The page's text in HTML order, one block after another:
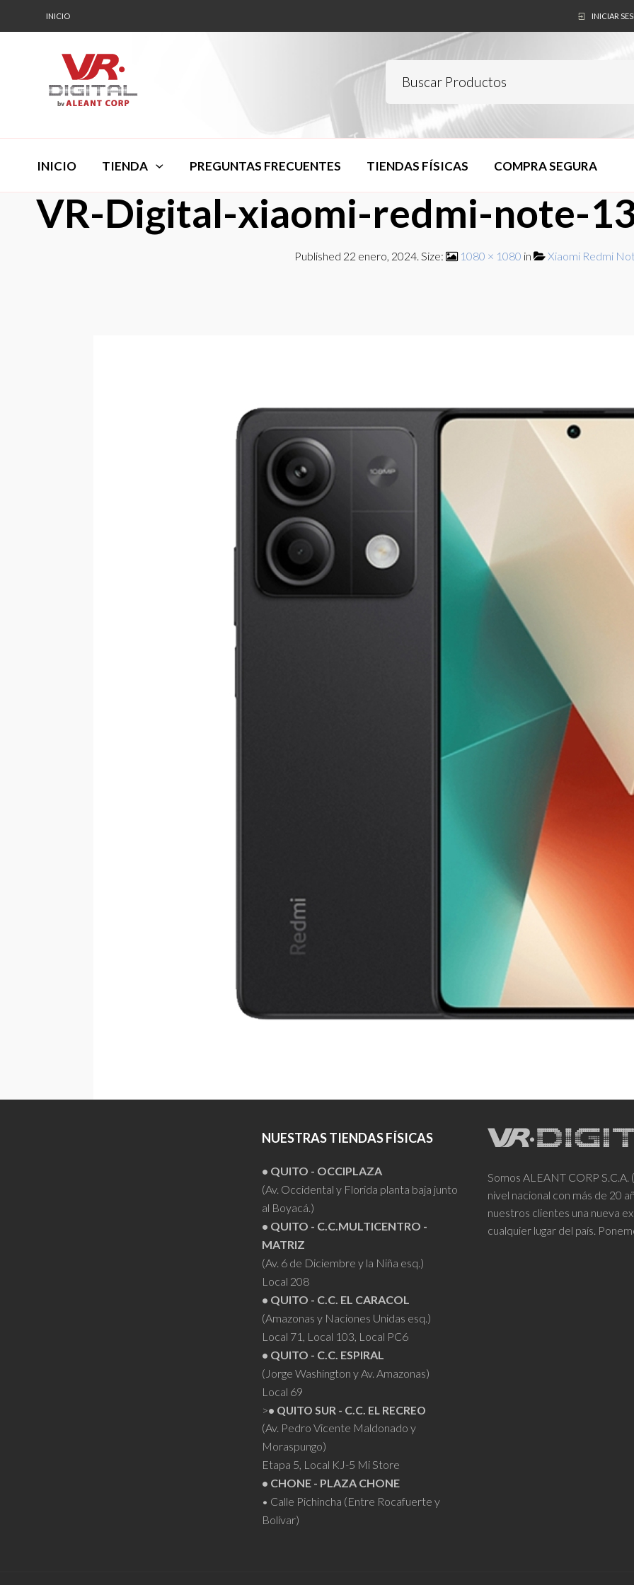
INICIO INICIAR
INICIO TIENDA PREGUNTAS FRECUENTES TIENDAS FÍSICAS COMPRA SEGURA
VR-Digital-xiaomi-redmi-note-
Published 22 enero, 2024. Size: 1080 × 1080 in Xiaomi Redmi
NUESTRAS TIENDAS FÍSICAS
• QUITO - OCCIPLAZA
(Av. Occidental y Florida planta baja junto
al Boyacá.)
• QUITO - C.C.MULTICENTRO -
MATRIZ
(Av. 6 de Diciembre y la Niña esq.)
Local 208
• QUITO - C.C. EL CARACOL
(Amazonas y Naciones Unidas esq.)
Local 71, Local 103, Local PC6
• QUITO - C.C. ESPIRAL
(Jorge Washington y Av. Amazonas)
Local 69
>• QUITO SUR - C.C. EL RECREO
(Av. Pedro Vicente Maldonado y
Moraspungo)
Etapa 5, Local KJ-5 Mi Store
• CHONE - PLAZA CHONE
• Calle Pichincha (Entre Rocafuerte y
Bolívar)
Somos ALEANT CORP
nivel nacional con más de 20
nuestros clientes una nueva
cualquier lugar del país.